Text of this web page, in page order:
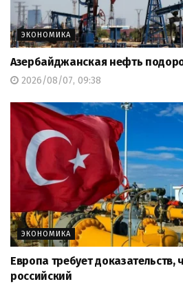
ЭКОНОМИКА
Азербайджанская нефть
2026/08/07, 09:38
ЭКОНОМИКА
Европа требует доказательств,
российский